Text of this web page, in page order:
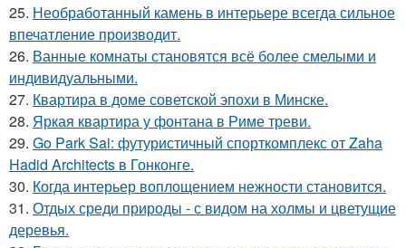
25. Необработанный камень в интерьере всегда сильное
впечатление производит.
26. Ванные комнаты становятся всё более смелыми и
индивидуальными.
27. Квартира в доме советской эпохи в Минске.
28. Яркая квартира у фонтана в Риме треви.
29. Go Park Sai: футуристичный спорткомплекс от Zaha
Hadid Architects в Гонконге.
30. Когда интерьер воплощением нежности становится.
31. Отдых среди природы - с видом на холмы и цветущие
деревья.